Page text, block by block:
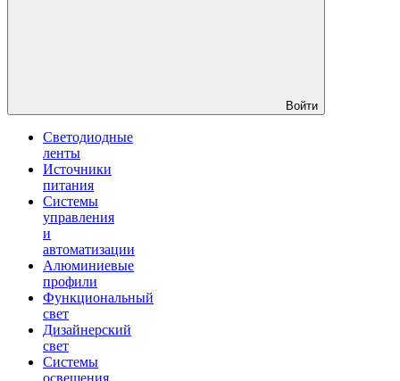
Войти
Светодиодные
ленты
Источники
питания
Системы
управления
и
автоматизации
Алюминиевые
профили
Функциональный
свет
Дизайнерский
свет
Системы
освещения